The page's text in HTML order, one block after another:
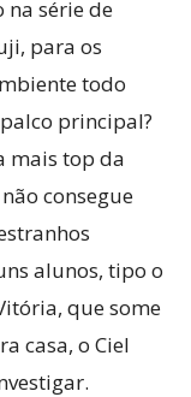
na série de
para os
todo
principal?
mais top da
consegue
alunos, tipo o
que some
casa, o Ciel